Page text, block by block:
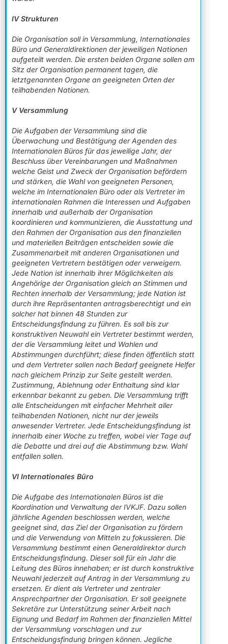
IV Strukturen
Die Organisation soll in Versammlung, Internationales
Büro und Generaldirektionen der jeweiligen Nationen
aufgeteilt werden. Die ersten beiden Organe sollen am
Sitz der Organisation permanent tagen, die
letztgenannten Organe an geeigneten Orten der
teilhabenden Nationen.
V Versammlung
Die Aufgaben der Versammlung sind die
Überwachung und Bestätigung der Agenden des
Internationalen Büros für das jeweilige Jahr, der
Beschluss über Vereinbarungen und Maßnahmen
welche Geist und Zweck der Organisation befördern
und stärken, die Wahl von geeigneten Personen,
welche im Internationalen Büro oder als Vertreter im
internationalen Rahmen die Interessen und Aufgaben
innerhalb und außerhalb der Organisation
koordinieren und kommunizieren, die Ausstattung und
den Rahmen der Organisation aus den finanziellen
und materiellen Beiträgen entscheiden sowie die
Zusammenarbeit mit anderen Organisationen und
geeigneten Vertretern bestätigen oder verweigern.
Jede Nation ist innerhalb ihrer Möglichkeiten als
Angehörige der Organisation gleich an Stimmen und
Rechten innerhalb der Versammlung; jede Nation ist
durch ihre Repräsentanten antragsberechtigt und ein
solcher hat binnen 48 Stunden zur
Entscheidungsfindung zu führen. Es soll bis zur
konstruktiven Neuwahl ein Vertreter bestimmt werden,
der die Versammlung leitet und Wahlen und
Abstimmungen durchführt; diese finden öffentlich statt
und dem Vertreter sollen nach Bedarf geeignete Helfer
nach gleichem Prinzip zur Seite gestellt werden.
Zustimmung, Ablehnung oder Enthaltung sind klar
erkennbar bekannt zu geben. Die Versammlung trifft
alle Entscheidungen mit einfacher Mehrheit aller
teilhabenden Nationen, nicht nur der jeweils
anwesender Vertreter. Jede Entscheidungsfindung ist
innerhalb einer Woche zu treffen, wobei vier Tage auf
die Debatte und drei auf die Abstimmung bzw. Wahl
entfallen sollen.
VI Internationales Büro
Die Aufgabe des Internationalen Büros ist die
Koordination und Verwaltung der IVKJF. Dazu sollen
jährliche Agenden beschlossen werden, welche
geeignet sind, das Ziel der Organisation zu fördern
und die Verwendung von Mitteln zu fokussieren. Die
Versammlung bestimmt einen Generaldirektor durch
Entscheidungsfindung. Dieser soll für ein Jahr die
Leitung des Büros innehaben; er ist durch konstruktive
Neuwahl jederzeit auf Antrag in der Versammlung zu
ersetzen. Er dient als Vertreter und zentraler
Ansprechpartner der Organisation. Er soll geeignete
Sekretäre zur Unterstützung seiner Arbeit nach
Eignung und Bedarf im Rahmen der finanziellen Mittel
der Versammlung vorschlagen und zur
Entscheidungsfindung bringen können. Jegliche